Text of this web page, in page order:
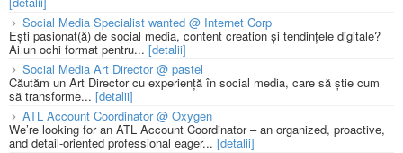
Social Media Specialist wanted @ Internet Corp
Ești pasionat(ă) de social media, content creation și tendințele digitale?
Ai un ochi format pentru... [detalii]
Social Media Art Director @ pastel
Căutăm un Art Director cu experiență în social media, care să știe cum
să transforme... [detalii]
ATL Account Coordinator @ Oxygen
We’re looking for an ATL Account Coordinator – an organized, proactive,
and detail-oriented professional eager... [detalii]